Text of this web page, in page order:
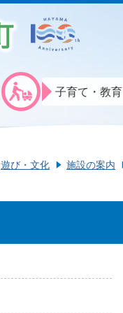
子育て・教育
遊び・文化 施設の案内